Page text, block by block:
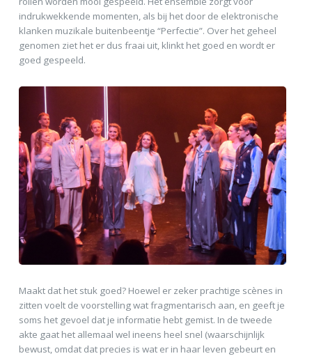
indrukwekkende momenten, als bij het door de elektronische
klanken muzikale buitenbeentje “Perfectie”. Over het geheel
genomen ziet het er dus fraai uit, klinkt het goed en wordt er
goed gespeeld.
Maakt dat het stuk goed? Hoewel er zeker prachtige scènes in
zitten voelt de voorstelling wat fragmentarisch aan, en geeft je
soms het gevoel dat je informatie hebt gemist. In de tweede
akte gaat het allemaal wel ineens heel snel (waarschijnlijk
bewust, omdat dat precies is wat er in haar leven gebeurt en